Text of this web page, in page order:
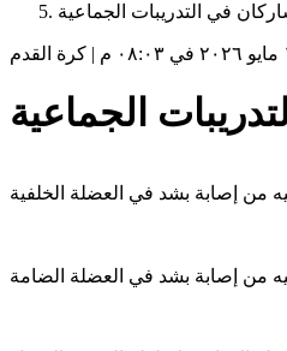
في التدريبات الجماعية
م | كرة القدم
الجماعية